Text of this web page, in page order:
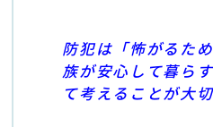
防犯は「怖がるた
族が安心して暮ら
て考えることが大切